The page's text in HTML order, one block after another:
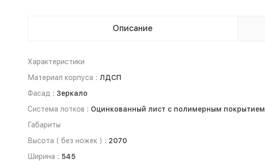
Описание
Характеристики
Материал корпуса : ЛДСП
Фасад : Зеркало
Система лотков : Оцинкованный лист с полимерным покрытием
Габариты
Высота ( без ножек ) : 2070
Ширина : 545